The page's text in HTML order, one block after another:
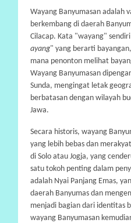
Wayang Banyumasan adalah
berkembang di daerah
Cilacap. Kata "wayang"
ayang" yang berarti
mana penonton melihat
Wayang Banyumasan
Sunda, mengingat letak
berbatasan dengan wilayah
Jawa.
Secara historis, wayang
yang lebih bebas dan
di Solo atau Jogja, yang
satu tokoh penting dalam
adalah Nyai Panjang Emas,
daerah Banyumas dan
menjadi bagian dari identitas
wayang Banyumasan